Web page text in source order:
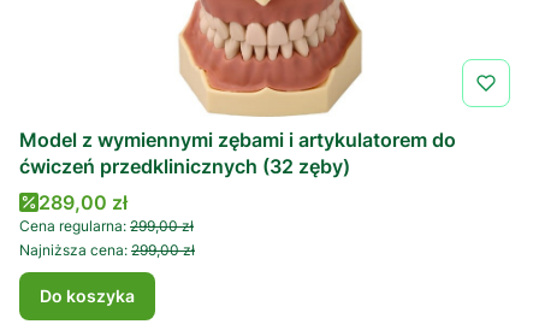
Model z wymiennymi zębami i artykulatorem do
ćwiczeń przedklinicznych (32 zęby)
Cena promocyjna
289,00 zł
Cena regularna: 299,00 zł
Najniższa cena: 299,00 zł
Do koszyka